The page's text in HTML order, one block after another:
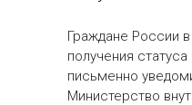
Граждане России
получения
письменно
Министерство